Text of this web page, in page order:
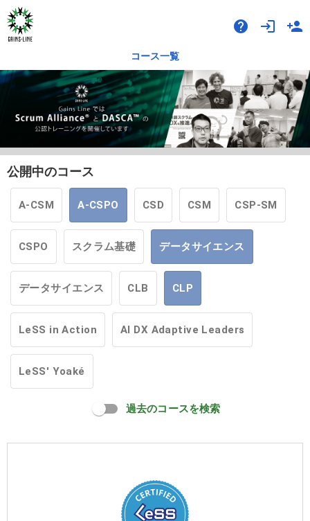
help login person_add
コース一覧
公開中のコース
A-CSM A-CSPO CSD CSM CSP-SM
CSPO スクラム基礎 データサイエンス
データサイエンス CLB CLP
LeSS in Action AI DX Adaptive Leaders
LeSS' Yoaké
過去のコースを検索